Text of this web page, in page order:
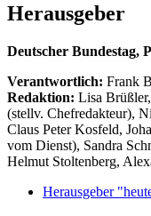
Herausgeber
Deutscher Bundestag,
Verantwortlich: Frank
Redaktion: Lisa
(stellv. Chefredakteur),
Claus Peter Kosfeld,
vom Dienst), Sandra
Helmut Stoltenberg,
Herausgeber